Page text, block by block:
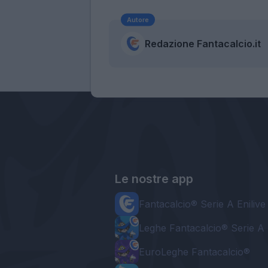
Autore
Redazione Fantacalcio.it
Le nostre app
Fantacalcio® Serie A Enilive
Leghe Fantacalcio® Serie A
EuroLeghe Fantacalcio®